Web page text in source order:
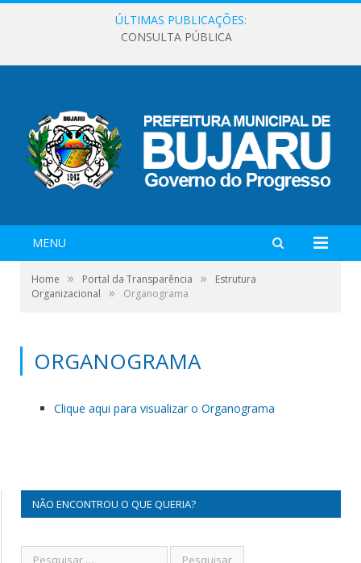
ÚLTIMAS PUBLICAÇÕES:
CONSULTA PÚBLICA
MENU
Home » Portal da Transparência »
Estrutura
Organizacional
» Organograma
ORGANOGRAMA
Clique aqui para visualizar o Organograma
NÃO ENCONTROU O QUE QUERIA?